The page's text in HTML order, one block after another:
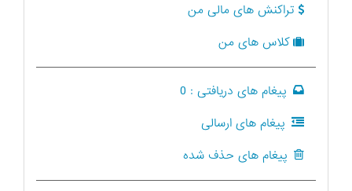
تراکنش های مالی من
کلاس های من
پیغام های دریافتی : 0
پیغام های ارسالی
پیغام های حذف شده